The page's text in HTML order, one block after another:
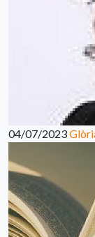
04/07/2023